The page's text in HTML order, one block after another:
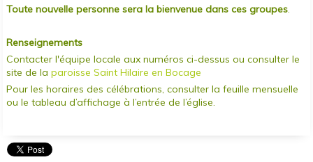
Toute nouvelle personne sera la bienvenue dans ces groupes.
Renseignements
Contacter l'équipe locale aux numéros ci-dessus ou consulter le
site de laparoisse Saint Hilaire en Bocage
Pour les horaires des célébrations, consulter la feuille mensuelle
ou le tableau d’affichage à l’entrée de l’église.